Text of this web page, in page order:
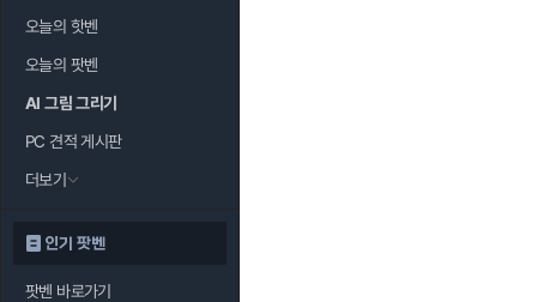
오늘의 핫벤
오늘의 팟벤
AI 그림 그리기
PC 견적 게시판
더보기
인기 팟벤
팟벤 바로가기